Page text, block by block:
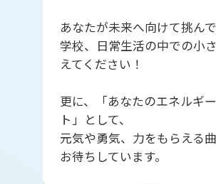
あなたが未来へ向けて挑んで
学校、日常生活の中での小
えてください！
更に、「あなたのエネルギ
ト」として、
元気や勇気、力をもらえる
お待ちしています。